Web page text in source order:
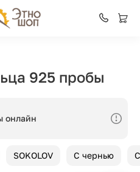
925 пробы
онлайн
SOKOLOV С чернью